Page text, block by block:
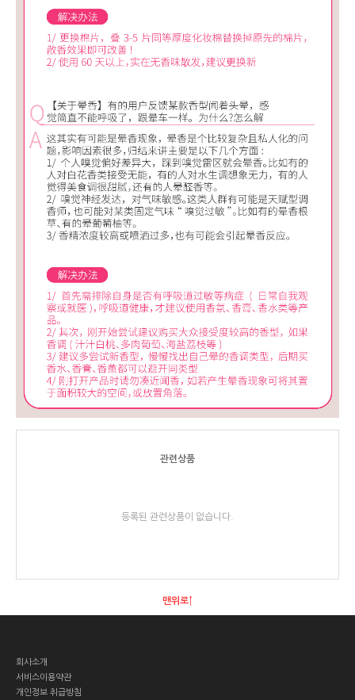
관련상품
등록된 관련상품이 없습니다.
맨위로↑
회사소개
서비스이용약관
개인정보 취급방침